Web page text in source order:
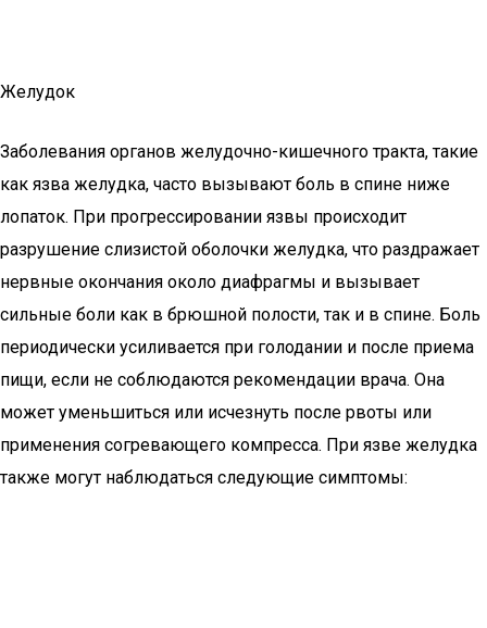
Желудок
Заболевания органов желудочно-кишечного тракта, такие
как язва желудка, часто вызывают боль в спине ниже
лопаток. При прогрессировании язвы происходит
разрушение слизистой оболочки желудка, что раздражает
нервные окончания около диафрагмы и вызывает
сильные боли как в брюшной полости, так и в спине. Боль
периодически усиливается при голодании и после приема
пищи, если не соблюдаются рекомендации врача. Она
может уменьшиться или исчезнуть после рвоты или
применения согревающего компресса. При язве желудка
также могут наблюдаться следующие симптомы: